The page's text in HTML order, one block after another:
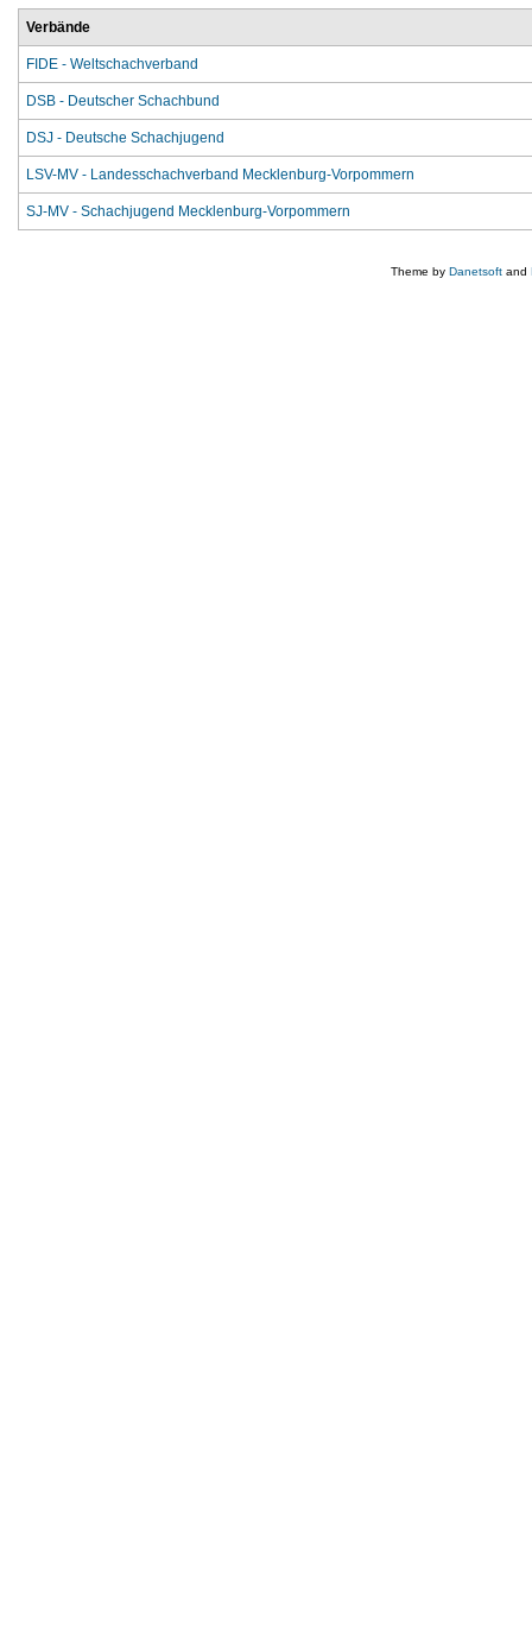
Verbände
FIDE - Weltschachverband
DSB - Deutscher Schachbund
DSJ - Deutsche Schachjugend
LSV-MV - Landesschachverband Mecklenburg-Vorpommern
SJ-MV - Schachjugend Mecklenburg-Vorpommern
Theme by Danetsoft and